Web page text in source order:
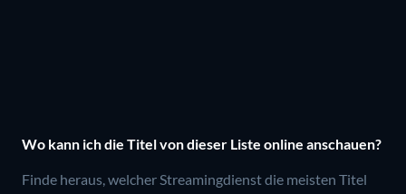
Wo kann ich die Titel von dieser Liste online anschauen?
Finde heraus, welcher Streamingdienst die meisten Titel